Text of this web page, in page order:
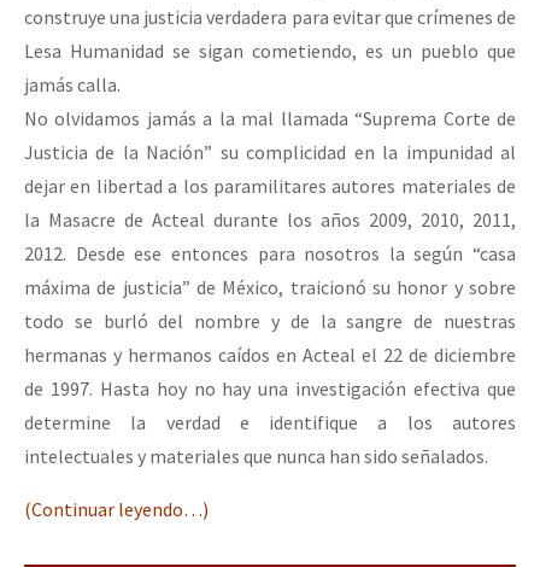
construye una justicia verdadera para evitar que crímenes de
Lesa Humanidad se sigan cometiendo, es un pueblo que
jamás calla.
No olvidamos jamás a la mal llamada “Suprema Corte de
Justicia de la Nación” su complicidad en la impunidad al
dejar en libertad a los paramilitares autores materiales de
la Masacre de Acteal durante los años 2009, 2010, 2011,
2012. Desde ese entonces para nosotros la según “casa
máxima de justicia” de México, traicionó su honor y sobre
todo se burló del nombre y de la sangre de nuestras
hermanas y hermanos caídos en Acteal el 22 de diciembre
de 1997. Hasta hoy no hay una investigación efectiva que
determine la verdad e identifique a los autores
intelectuales y materiales que nunca han sido señalados.
(Continuar leyendo…)